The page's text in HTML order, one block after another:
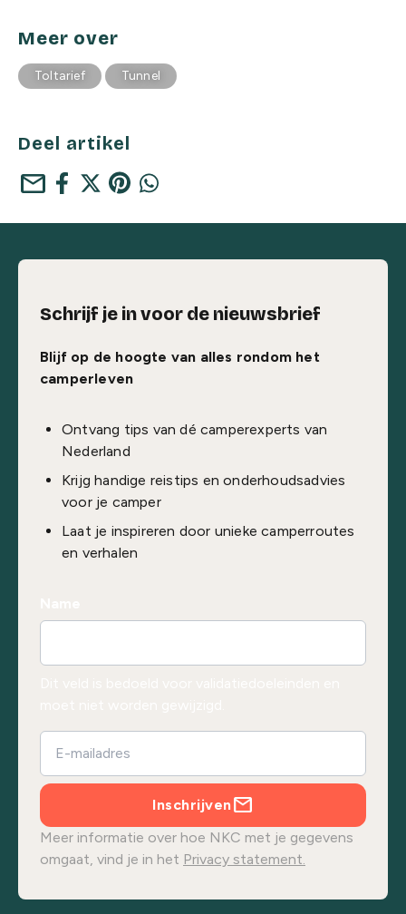
Meer over
Toltarief Tunnel
Deel artikel
mail
Schrijf je in voor de nieuwsbrief
Blijf op de hoogte van alles rondom het
camperleven
Ontvang tips van dé camperexperts van
Nederland
Krijg handige reistips en onderhoudsadvies
voor je camper
Laat je inspireren door unieke camperroutes
en verhalen
Inschrijven
Meer informatie over hoe NKC met je gegevens
omgaat, vind je in het Privacy statement.